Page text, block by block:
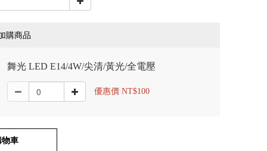
購商品
舞光 LED E14/4W/尖清/黃光/全電壓
優惠價 NT$100
車